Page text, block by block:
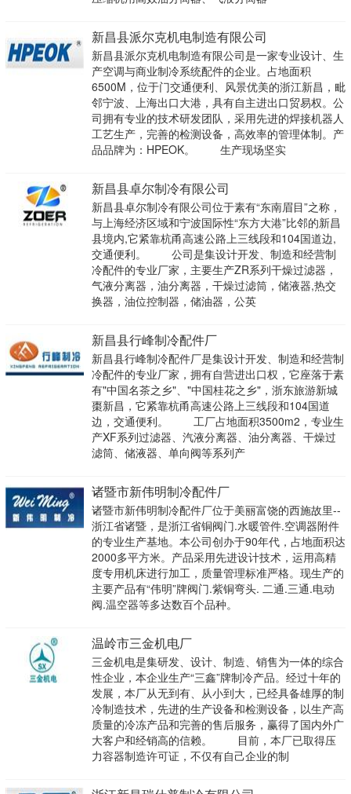
新昌县派尔克机电制造有限公司
新昌县派尔克机电制造有限公司是一家专业设计、生
产空调与商业制冷系统配件的企业。占地面积
6500M，位于门交通便利、风景优美的浙江新昌，毗
邻宁波、上海出口大港，具有自主进出口贸易权。公
司拥有专业的技术研发团队，采用先进的焊接机器人
工艺生产，完善的检测设备，高效率的管理体制。产
品品牌为：HPEOK。 生产现场坚实
新昌县卓尔制冷有限公司
新昌县卓尔制冷有限公司位于素有“东南眉目”之称，
与上海经济区域和宁波国际性“东方大港”比邻的新昌
县境内,它紧靠杭甬高速公路上三线段和104国道边,
交通便利。 公司是集设计开发、制造和经营制
冷配件的专业厂家，主要生产ZR系列干燥过滤器，
气液分离器，油分离器，干燥过滤筒，储液器,热交
换器，油位控制器，储油器，公英
新昌县行峰制冷配件厂
新昌县行峰制冷配件厂是集设计开发、制造和经营制
冷配件的专业厂家，拥有自营进出口权，它座落于素
有"中国名茶之乡"、"中国桂花之乡"，浙东旅游新城
棗新昌，它紧靠杭甬高速公路上三线段和104国道
边，交通便利。 工厂占地面积3500m2，专业生
产XF系列过滤器、汽液分离器、油分离器、干燥过
滤筒、储液器、单向阀等系列产
诸暨市新伟明制冷配件厂
诸暨市新伟明制冷配件厂位于美丽富饶的西施故里--
浙江省诸暨，是浙江省铜阀门.水暖管件.空调器附件
的专业生产基地。本公司创办于90年代，占地面积达
2000多平方米。产品采用先进设计技术，运用高精
度专用机床进行加工，质量管理标准严格。现生产的
主要产品有“伟明”牌阀门.紫铜弯头. 二通.三通.电动
阀.温空器等多达数百个品种。
温岭市三金机电厂
三金机电是集研发、设计、制造、销售为一体的综合
性企业，本企业生产“三鑫”牌制冷产品。经过十年的
发展，本厂从无到有、从小到大，已经具备雄厚的制
冷制造技术，先进的生产设备和检测设备，以生产高
质量的冷冻产品和完善的售后服务，赢得了国内外广
大客户和经销高的信赖。 目前，本厂已取得压
力容器制造许可证，不仅有自己企业的制